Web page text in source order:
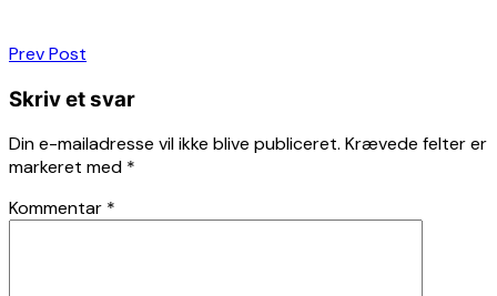
Indlægsnavigation
Prev Post
Skriv et svar
Din e-mailadresse vil ikke blive publiceret. Krævede felter er
markeret med *
Kommentar *